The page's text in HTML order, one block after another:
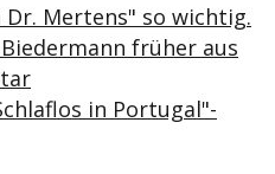
Mertens" so wichtig.
früher aus
in Portugal"-